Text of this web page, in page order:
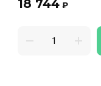
18 744 ₽